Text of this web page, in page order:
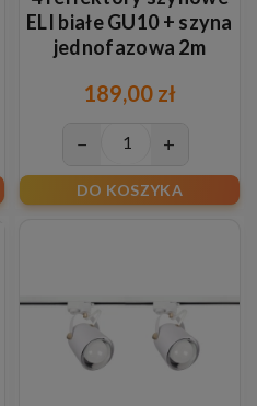
ELI białe GU10 + szyna
jednofazowa 2m
189,00 zł
− +
DO KOSZYKA